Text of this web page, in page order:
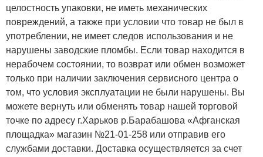
целостность упаковки, не иметь механических
повреждений, а также при условии что товар не был в
употреблении, не имеет следов использования и не
нарушены заводские пломбы. Если товар находится в
нерабочем состоянии, то возврат или обмен возможет
только при наличии заключения сервисного центра о
том, что условия эксплуатации не были нарушены. Вы
можете вернуть или обменять товар нашей торговой
точке по адресу г.Харьков р.Барабашова «Афганская
площадка» магазин №21-01-258 или отправив его
службами доставки. Доставка осуществляется за счет